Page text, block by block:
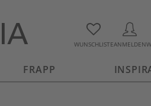
WUNSCHLISTEANMELDEN
FRAPP